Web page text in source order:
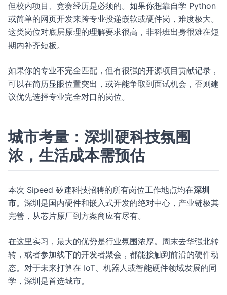
但校内项目、竞赛经历是必须的。如果你想靠自学 Python
或简单的网页开发来跨专业投递嵌软或硬件岗，难度极大。
这类岗位对底层原理的理解要求很高，非科班出身很难在短
期内补齐短板。
如果你的专业不完全匹配，但有很强的开源项目贡献记录，
可以在简历显眼位置突出，或许能争取到面试机会，否则建
议优先选择专业完全对口的岗位。
城市考量：深圳硬科技氛围
浓，生活成本需预估
本次 Sipeed 矽速科技招聘的所有岗位工作地点均在深圳
市。深圳是国内硬件和嵌入式开发的绝对中心，产业链极其
完善，从芯片原厂到方案商应有尽有。
在这里实习，最大的优势是行业氛围浓厚。周末去华强北转
转，或者参加线下的开发者聚会，都能接触到前沿的硬件动
态。对于未来打算在 IoT、机器人或智能硬件领域发展的同
学，深圳是首选城市。